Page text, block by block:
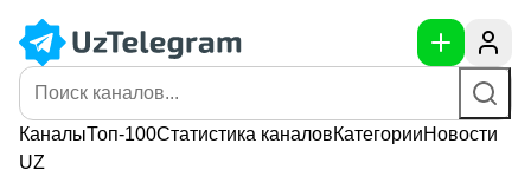
КаналыТоп-100Статистика каналовКатегорииНовости
UZ